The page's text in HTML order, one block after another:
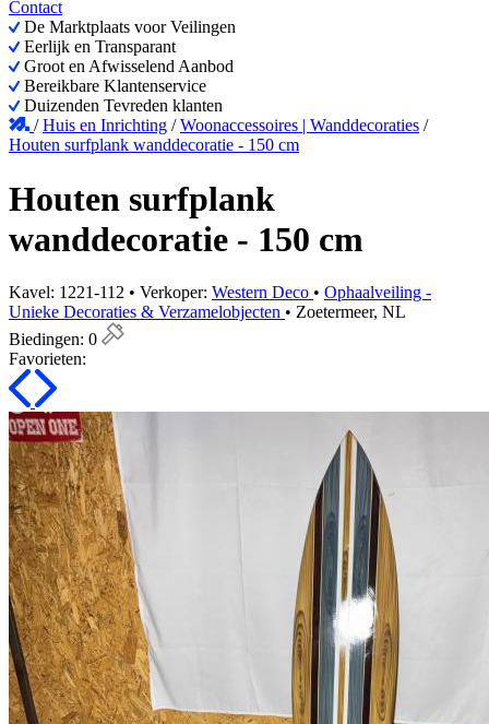
Contact
De Marktplaats voor Veilingen
Eerlijk en Transparant
Groot en Afwisselend Aanbod
Bereikbare Klantenservice
Duizenden Tevreden klanten
/Huis en Inrichting /Woonaccessoires | Wanddecoraties /
Houten surfplank wanddecoratie - 150 cm
Houten surfplank
wanddecoratie - 150 cm
Kavel: 1221-112 • Verkoper: Western Deco • Ophaalveiling -
Unieke Decoraties & Verzamelobjecten • Zoetermeer, NL
Biedingen: 0
Favorieten: